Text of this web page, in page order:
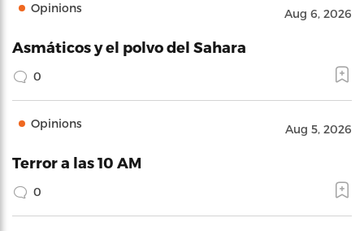
Opinions Aug 6, 2026
Asmáticos y el polvo del Sahara
0
Opinions Aug 5, 2026
Terror a las 10 AM
0